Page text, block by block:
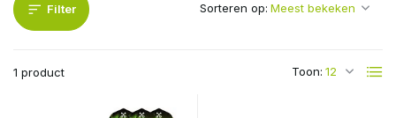
Filter
1 product Toon:
Sorteren op: